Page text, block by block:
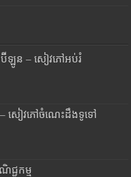
ប៊ីឡូន – សៀវភៅអប់រំ
– សៀវភៅចំណេះដឹងទូទៅ
ជ្ជកម្ម